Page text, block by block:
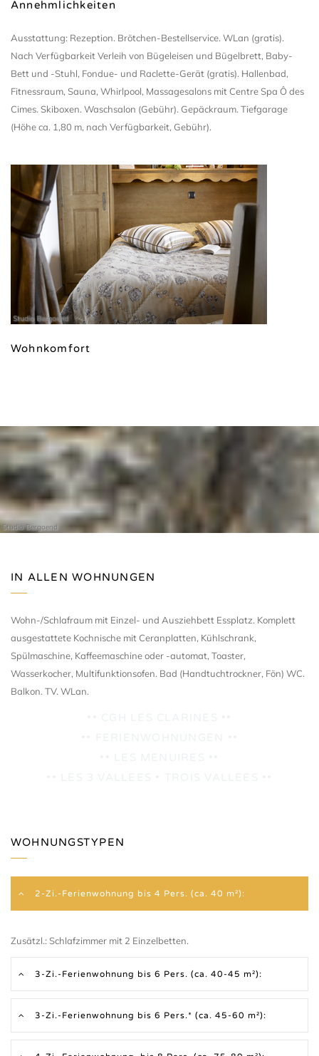
Annehmlichkeiten
Ausstattung: Rezeption. Brötchen-Bestellservice. WLan (gratis).
Nach Verfügbarkeit Verleih von Bügeleisen und Bügelbrett, Baby-
Bett und -Stuhl, Fondue- und Raclette-Gerät (gratis). Hallenbad,
Fitnessraum, Sauna, Whirlpool, Massagesalons mit Centre Spa Ô des
Cimes. Skiboxen. Waschsalon (Gebühr). Gepäckraum. Tiefgarage
(Höhe ca. 1,80 m, nach Verfügbarkeit, Gebühr).
Studio Bergoend
Wohnkomfort
Studio Bergoend
IN ALLEN WOHNUNGEN
Wohn-/Schlafraum mit Einzel- und Ausziehbett Essplatz. Komplett
ausgestattete Kochnische mit Ceranplatten, Kühlschrank,
Spülmaschine, Kaffeemaschine oder -automat, Toaster,
Wasserkocher, Multifunktionsofen. Bad (Handtuchtrockner, Fön) WC.
Balkon. TV. WLan.
WOHNUNGSTYPEN
2-Zi.-Ferienwohnung bis 4 Pers. (ca. 40 m²):
Zusätzl.: Schlafzimmer mit 2 Einzelbetten.
3-Zi.-Ferienwohnung bis 6 Pers. (ca. 40-45 m²):
3-Zi.-Ferienwohnung bis 6 Pers.* (ca. 45-60 m²):